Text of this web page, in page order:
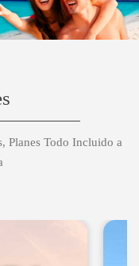
Planes Todo Incluido a